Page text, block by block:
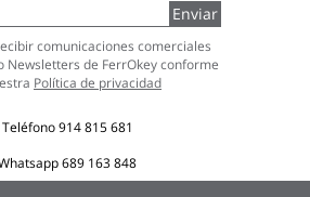
Enviar
comunicaciones comerciales
Newsletters de FerrOkey conforme
Política de privacidad
Teléfono914 815 681
689 163 848